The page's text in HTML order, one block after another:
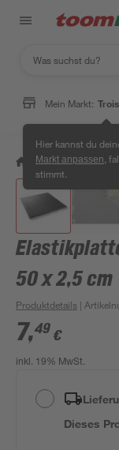
Mein Markt:
Hier kannst du
Markt anpassen ,
stimmt.
/ Garten & Freizeit
50 x 2,5 cm
Produktdetails |
7,49 €
inkl. 19% MwSt.
Dieses